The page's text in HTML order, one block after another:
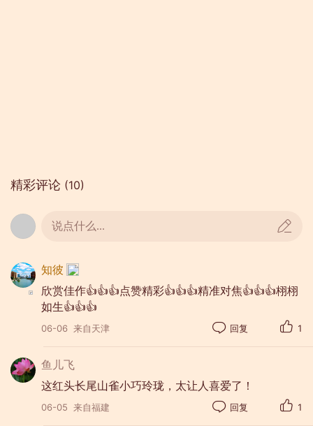
精彩评论 (10)
说点什么...
知彼
欣赏佳作👍👍👍点赞精彩👍👍👍精准对焦👍👍👍栩栩
如生👍👍👍
06-06 来自天津 回复 1
鱼儿飞
这红头长尾山雀小巧玲珑，太让人喜爱了！
06-05 来自福建 回复 1